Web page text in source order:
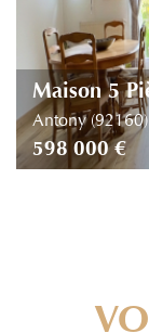
Maison 5
Antony (92160)
598 000 €